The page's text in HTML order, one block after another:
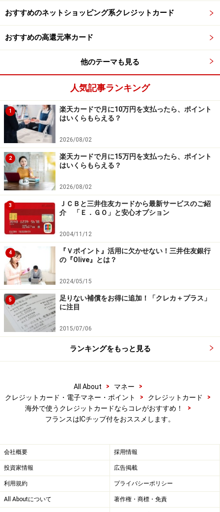
おすすめのネットショッピング系クレジットカード
おすすめの高還元率カード
他のテーマも見る
人気記事ランキング
1
楽天カードで月に10万円を支払ったら、ポイント
はいくらもらえる？
2026/08/02
2
楽天カードで月に15万円を支払ったら、ポイント
はいくらもらえる？
2026/08/02
3
ＪＣＢと三井住友カードから最新サービスのご紹
介 「Ｅ．ＧＯ」と安心オプション
2004/11/12
4
『Ｖポイント』活用に欠かせない！三井住友銀行
の『Olive』とは？
2024/05/15
5
足りない補償をお得に追加！「クレカ＋プラス」
に注目
2015/07/06
ランキングをもっと見る
All About > マネー
>
クレジットカード・電子マネー・ポイント
> クレジットカード
>
海外で使うクレジットカードならコレがおすすめ！
>
フランスはICチップ付をおススメします。
会社概要 採用情報
投資家情報 広告掲載
利用規約 プライバシーポリシー
All Aboutについて 著作権・商標・免責